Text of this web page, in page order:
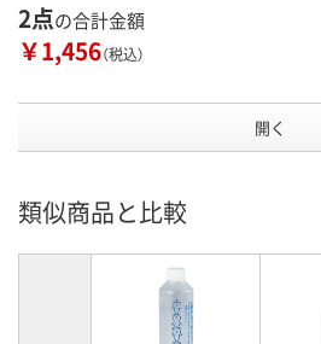
2点の合計金額
￥1,456（税込）
開く
類似商品と比較